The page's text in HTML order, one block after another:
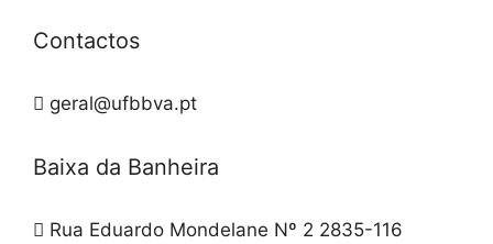
Contactos
geral@ufbbva.pt
Baixa da Banheira
Rua Eduardo Mondelane Nº 2 2835-116